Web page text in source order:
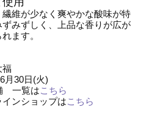
維が少なく爽やかな酸味が特
みずしく、上品な香りが広が
ます。
福
月30日(火)
一覧はこちら
ョップはこちら